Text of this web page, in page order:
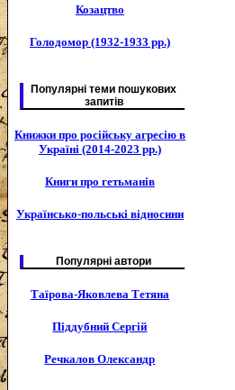
Козацтво
Голодомор (1932-1933 рр.)
Популярні теми пошукових
запитів
Книжки про російську агресію в
Україні (2014-2023 рр.)
Книги про гетьманів
Українсько-польські відносини
Популярні автори
Таїрова-Яковлева Тетяна
Піддубний Сергій
Речкалов Олександр